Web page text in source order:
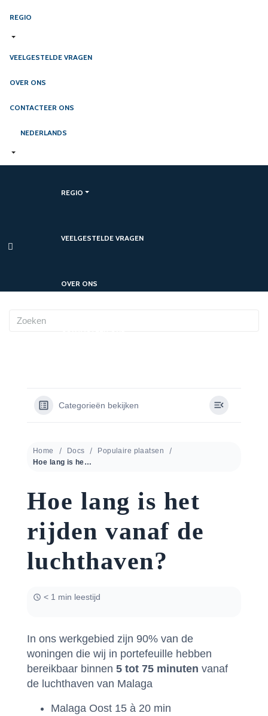
REGIO
VEELGESTELDE VRAGEN
OVER ONS
CONTACTEER ONS
NEDERLANDS
REGIO
VEELGESTELDE VRAGEN
OVER ONS
Categorieën bekijken
Home Docs
Populaire plaatsen
Hoe lang is het rijden vanaf de luchthaven?
Hoe lang is het
rijden vanaf de
luchthaven?
< 1 min leestijd
In ons werkgebied zijn 90% van de
woningen die wij in portefeuille hebben
bereikbaar binnen 5 tot 75 minuten vanaf
de luchthaven van Malaga
Malaga Oost 15 à 20 min